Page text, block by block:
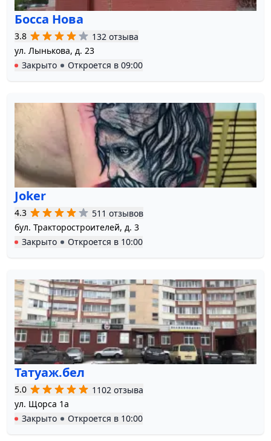
Босса Нова
3.8
132 отзыва
ул. Лынькова, д. 23
Закрыто
Откроется в 09:00
Joker
4.3
511 отзывов
бул. Тракторостроителей, д. 3
Закрыто
Откроется в 10:00
Татуаж.бел
5.0
1102 отзыва
ул. Щорса 1а
Закрыто
Откроется в 10:00